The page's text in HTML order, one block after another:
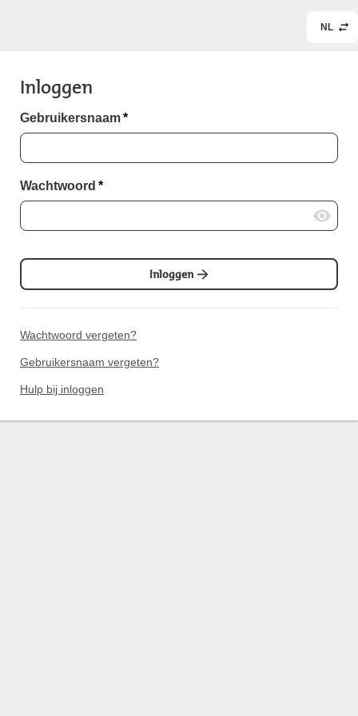
NL
Inloggen
Gebruikersnaam*
Wachtwoord *
Inloggen
Wachtwoord vergeten?
Gebruikersnaam vergeten?
Hulp bij inloggen